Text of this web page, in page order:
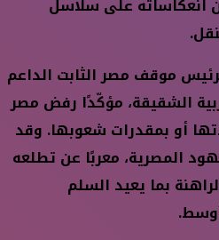
انعكاساته على سلاسل
موقف مصر الثابت الداعم
الشقيقة، مؤكّدًا رفض مصر
أو بمقدرات شعوبها. وقد
المصرية، معربًا عن تطلعه
بما يعيد السلم